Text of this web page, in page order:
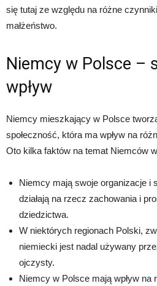
się tutaj ze względu na różne
małżeństwo.
Niemcy w Polsce –
wpływ
Niemcy mieszkający w Polsce
społeczność, która ma wpływ na
Oto kilka faktów na temat Niemców
Niemcy mają swoje organizacje i
działają na rzecz zachowania i
dziedzictwa.
W niektórych regionach Polski,
niemiecki jest nadal używany
ojczysty.
Niemcy w Polsce mają wpływ na